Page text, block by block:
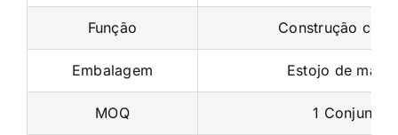
Embalagem Estojo de
MOQ 1 Conjunto
N.W 438 kg